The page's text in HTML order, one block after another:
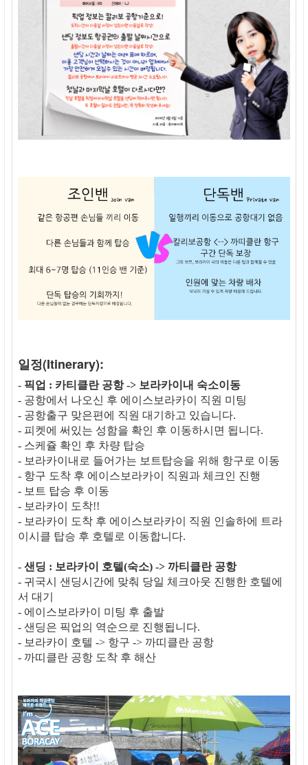
일정(Itinerary):
- 픽업 : 카티클란 공항 -> 보라카이내 숙소이동
- 공항에서 나오신 후 에이스보라카이 직원 미팅
- 공항출구 맞은편에 직원 대기하고 있습니다.
- 피켓에 써있는 성함을 확인 후 이동하시면 됩니다.
- 스케쥴 확인 후 차량 탑승
- 보라카이내로 들어가는 보트탑승을 위해 항구로 이동
- 항구 도착 후 에이스보라카이 직원과 체크인 진행
- 보트 탑승 후 이동
- 보라카이 도착!!
- 보라카이 도착 후 에이스보라카이 직원 인솔하에 트라
이시클 탑승 후 호텔로 이동합니다.
- 샌딩 : 보라카이 호텔(숙소) -> 까티클란 공항
- 귀국시 샌딩시간에 맞춰 당일 체크아웃 진행한 호텔에
서 대기
- 에이스보라카이 미팅 후 출발
- 샌딩은 픽업의 역순으로 진행됩니다.
- 보라카이 호텔 -> 항구 -> 까띠클란 공항
- 까띠클란 공항 도착 후 해산